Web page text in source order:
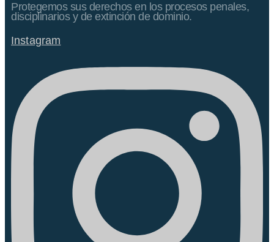
Protegemos sus derechos en los procesos penales,
disciplinarios y de extinción de dominio.
Instagram